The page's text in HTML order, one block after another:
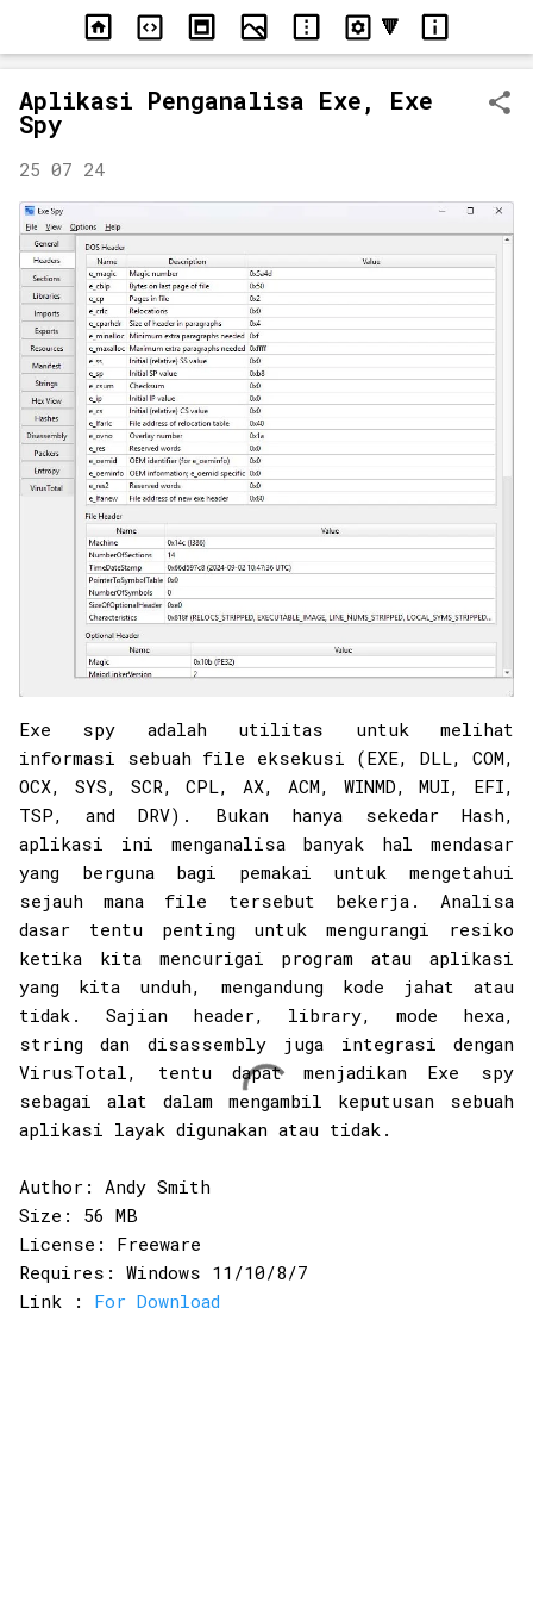
Langsung ke konten utama
Aplikasi Penganalisa Exe, Exe
Spy
25 07 24
Exe spy adalah utilitas untuk melihat
informasi sebuah file eksekusi (EXE, DLL, COM,
OCX, SYS, SCR, CPL, AX, ACM, WINMD, MUI, EFI,
TSP, and DRV). Bukan hanya sekedar Hash,
aplikasi ini menganalisa banyak hal mendasar
yang berguna bagi pemakai untuk mengetahui
sejauh mana file tersebut bekerja. Analisa
dasar tentu penting untuk mengurangi resiko
ketika kita mencurigai program atau aplikasi
yang kita unduh, mengandung kode jahat atau
tidak. Sajian header, library, mode hexa,
string dan disassembly juga integrasi dengan
VirusTotal, tentu dapat menjadikan Exe spy
sebagai alat dalam mengambil keputusan sebuah
aplikasi layak digunakan atau tidak.
Author: Andy Smith
Size: 56 MB
License: Freeware
Requires: Windows 11/10/8/7
Link : For Download